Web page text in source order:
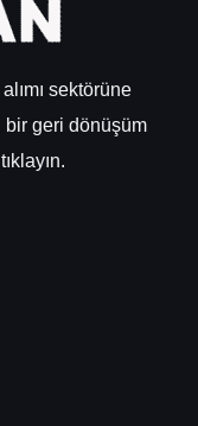
sektörüne
bir geri dönüşüm
tıklayın.